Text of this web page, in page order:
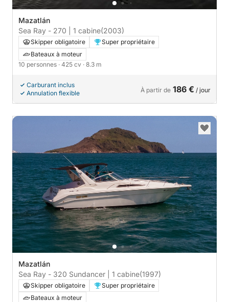
Mazatlán
Sea Ray - 270 | 1 cabine(2003)
Skipper obligatoire
Super propriétaire
Bateaux à moteur
10 personnes · 425 cv · 8.3 m
Carburant inclus
Annulation flexible
À partir de 186 € / jour
Mazatlán
Sea Ray - 320 Sundancer | 1 cabine(1997)
Skipper obligatoire
Super propriétaire
Bateaux à moteur